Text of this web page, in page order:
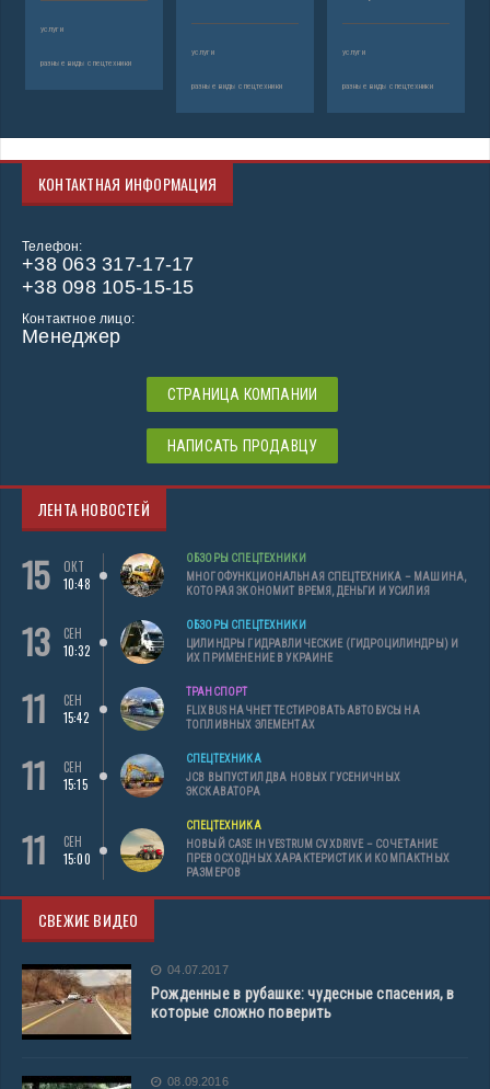
услуги
разные виды спецтехники
услуги
разные виды спецтехники
услуги
разные виды спецтехники
КОНТАКТНАЯ ИНФОРМАЦИЯ
Телефон:
+38 063 317-17-17
+38 098 105-15-15
Контактное лицо:
Менеджер
СТРАНИЦА КОМПАНИИ
НАПИСАТЬ ПРОДАВЦУ
ЛЕНТА НОВОСТЕЙ
15
ОКТ
10:48
ОБЗОРЫ СПЕЦТЕХНИКИ
МНОГОФУНКЦИОНАЛЬНАЯ СПЕЦТЕХНИКА – МАШИНА,
КОТОРАЯ ЭКОНОМИТ ВРЕМЯ, ДЕНЬГИ И УСИЛИЯ
13
СЕН
10:32
ОБЗОРЫ СПЕЦТЕХНИКИ
ЦИЛИНДРЫ ГИДРАВЛИЧЕСКИЕ (ГИДРОЦИЛИНДРЫ) И
ИХ ПРИМЕНЕНИЕ В УКРАИНЕ
11
СЕН
15:42
ТРАНСПОРТ
FLIXBUS НАЧНЕТ ТЕСТИРОВАТЬ АВТОБУСЫ НА
ТОПЛИВНЫХ ЭЛЕМЕНТАХ
11
СЕН
15:15
СПЕЦТЕХНИКА
JCB ВЫПУСТИЛ ДВА НОВЫХ ГУСЕНИЧНЫХ
ЭКСКАВАТОРА
11
СЕН
15:00
СПЕЦТЕХНИКА
НОВЫЙ CASE IH VESTRUM CVXDRIVE – СОЧЕТАНИЕ
ПРЕВОСХОДНЫХ ХАРАКТЕРИСТИК И КОМПАКТНЫХ
РАЗМЕРОВ
СВЕЖИЕ ВИДЕО
04.07.2017
Рожденные в рубашке: чудесные спасения, в
которые сложно поверить
08.09.2016